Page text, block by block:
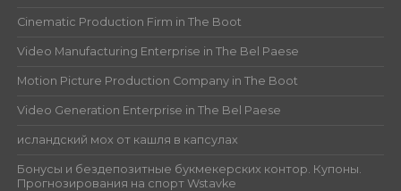
Cinematic Production Firm in The Boot
Video Manufacturing Enterprise in The Bel Paese
Motion Picture Production Company in The Boot
Video Generation Enterprise in The Bel Paese
исландский мох от кашля в капсулах
Бонусы и бездепозитные букмекерских контор. Купоны.
Прогнозирования на спорт Wstavke